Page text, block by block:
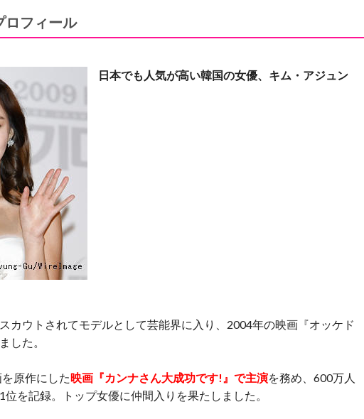
ロフィール
日本でも人気が高い韓国の女優、キム・アジュン
カウトされてモデルとして芸能界に入り、2004年の映画『オッケド
した。
原作にした映画『カンナさん大成功です!』で主演を務め、600万人
を記録。トップ女優に仲間入りを果たしました。